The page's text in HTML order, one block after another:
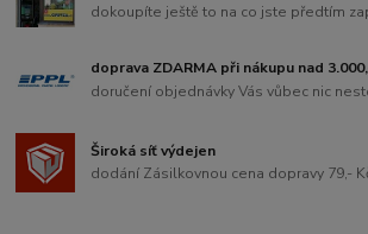
dokoupíte ještě to na co jste předtím
doprava ZDARMA při nákupu nad
doručení objednávky Vás vůbec nic
Široká síť výdejen
dodání Zásilkovnou cena dopravy 79,-